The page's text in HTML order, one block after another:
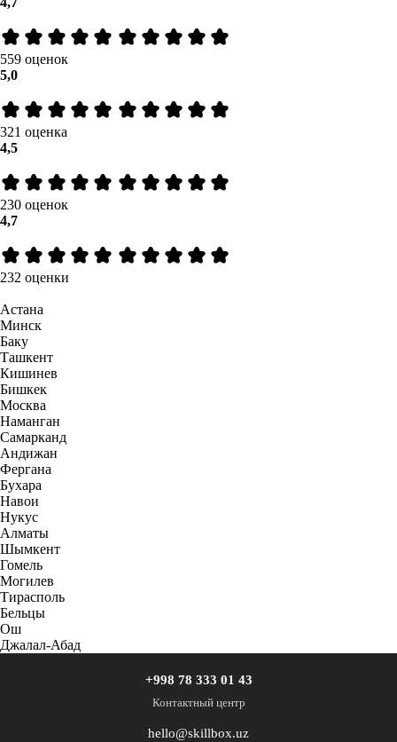
559 оценок
5,0
321 оценка
4,5
230 оценок
4,7
232 оценки
Астана
Минск
Баку
Ташкент
Кишинев
Бишкек
Москва
Наманган
Самарканд
Андижан
Фергана
Бухара
Навои
Нукус
Алматы
Шымкент
Гомель
Могилев
Тирасполь
Бельцы
Ош
Джалал-Абад
+998 78 333 01 43
Контактный центр
hello@skillbox.uz